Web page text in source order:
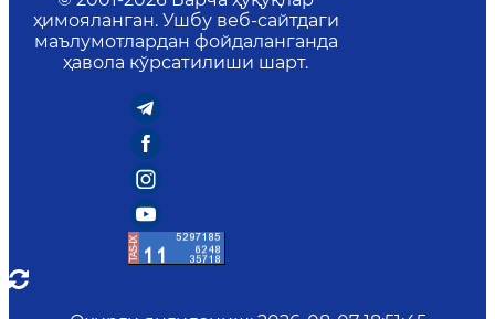
ҳимояланган. Ушбу веб-сайтдаги
маълумотлардан фойдаланганда
ҳавола кўрсатилиши шарт.